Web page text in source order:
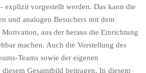
explizit vorgestellt werden. Das kann die
und analogen Besuchers mit dem
aus der heraus die Einrichtung
machen. Auch die Vorstellung des
Teams sowie der eigenen
Gesamtbild beitragen. In diesem